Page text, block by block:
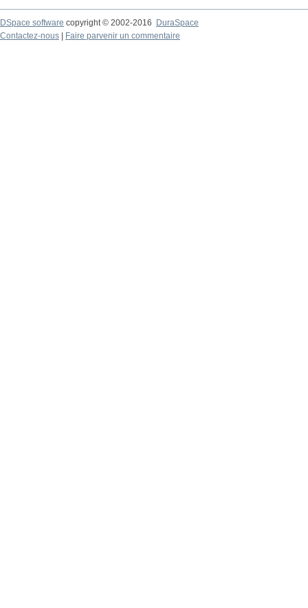
DSpace software copyright © 2002-2016
DuraSpace
Contactez-nous
Faire parvenir un commentaire